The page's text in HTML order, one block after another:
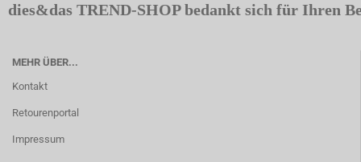
dies&das TREND-SHOP bedankt sich für Ihren
MEHR ÜBER...
Kontakt
Retourenportal
Impressum